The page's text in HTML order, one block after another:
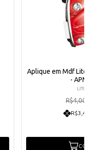
Aplique em Mdf
-
R$4,00
R$3,42